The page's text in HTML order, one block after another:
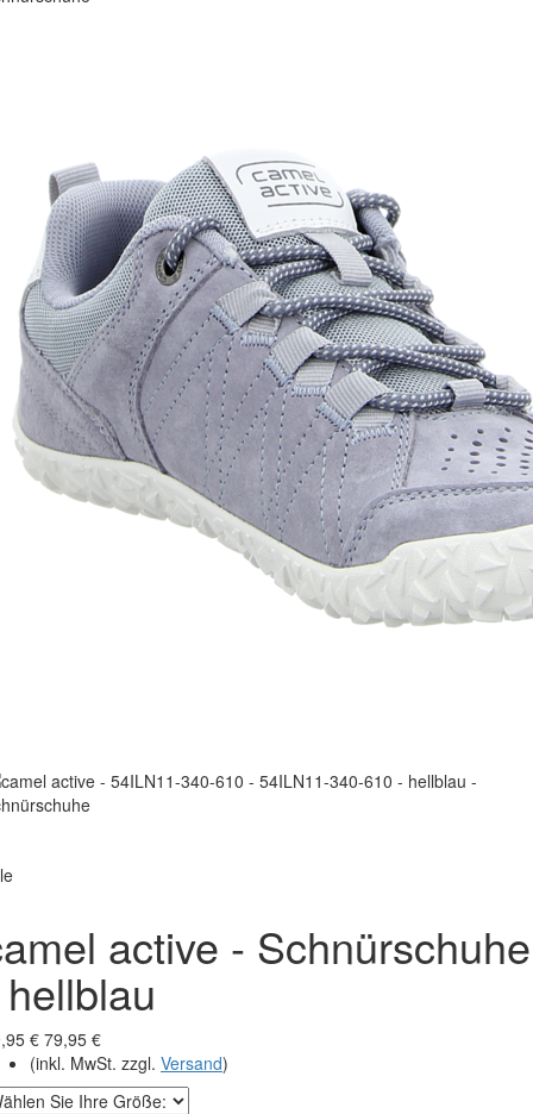
active - Schnürschuhe
€ 79,95 €
(inkl. MwSt. zzgl. Versand)